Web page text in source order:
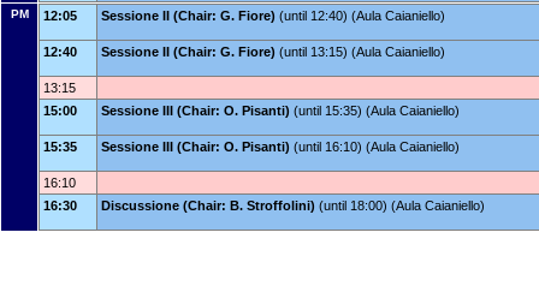
PM 12:05 Sessione II (Chair: G. Fiore) (until 12:40) (Aula Caianiello)
12:40 Sessione II (Chair: G. Fiore) (until 13:15) (Aula Caianiello)
13:15
15:00
Sessione III (Chair: O. Pisanti) (until 15:35) (Aula Caianiello)
15:35 Sessione III (Chair: O. Pisanti) (until 16:10) (Aula Caianiello)
16:10
16:30
Discussione (Chair: B. Stroffolini) (until 18:00) (Aula Caianiello)